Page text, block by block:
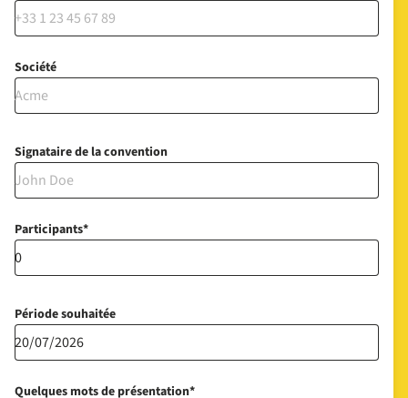
Société
Signataire de la convention
Participants
Période souhaitée
Quelques mots de présentation